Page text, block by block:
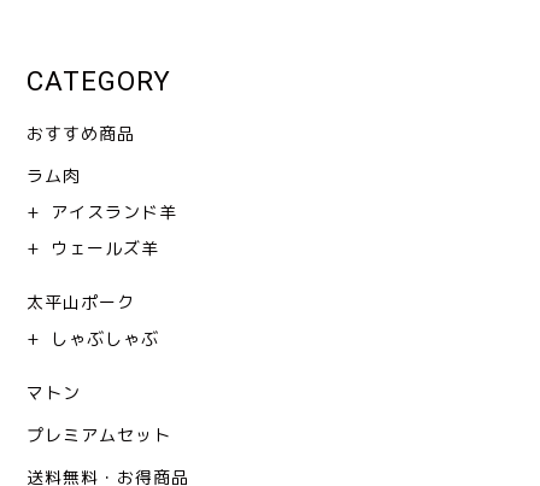
CATEGORY
おすすめ商品
ラム肉
アイスランド羊
ウェールズ羊
太平山ポーク
しゃぶしゃぶ
マトン
プレミアムセット
送料無料・お得商品